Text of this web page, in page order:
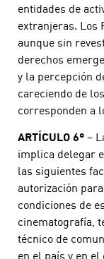
entidades de
extranjeras. Los
aunque sin
derechos
y la percepción
careciendo de
corresponden a
ARTÍCULO 6º –
implica delegar
las siguientes
autorización
condiciones de
cinematografía,
técnico de
en el país y en